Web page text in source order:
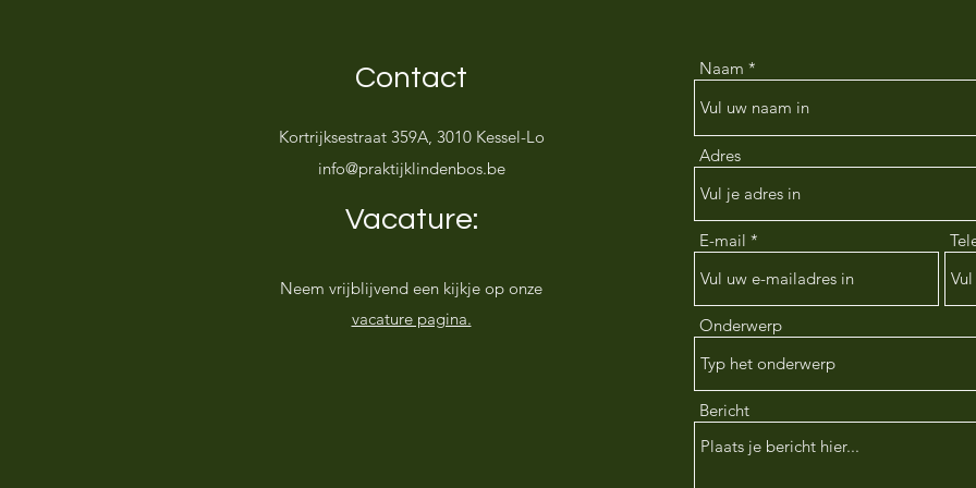
Contact
Kortrijksestraat 359A, 3010 Kessel-Lo
info@praktijklindenbos.be
Vacature:
Neem vrijblijvend een kijkje op onze
vacature pagina.
Naam
Adres
E-mail
Onderwerp
Bericht